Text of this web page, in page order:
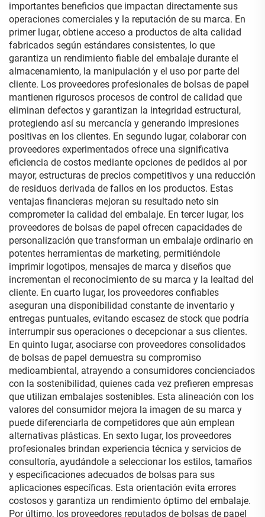
importantes beneficios que impactan directamente sus
operaciones comerciales y la reputación de su marca. En
primer lugar, obtiene acceso a productos de alta calidad
fabricados según estándares consistentes, lo que
garantiza un rendimiento fiable del embalaje durante el
almacenamiento, la manipulación y el uso por parte del
cliente. Los proveedores profesionales de bolsas de papel
mantienen rigurosos procesos de control de calidad que
eliminan defectos y garantizan la integridad estructural,
protegiendo así su mercancía y generando impresiones
positivas en los clientes. En segundo lugar, colaborar con
proveedores experimentados ofrece una significativa
eficiencia de costos mediante opciones de pedidos al por
mayor, estructuras de precios competitivos y una reducción
de residuos derivada de fallos en los productos. Estas
ventajas financieras mejoran su resultado neto sin
comprometer la calidad del embalaje. En tercer lugar, los
proveedores de bolsas de papel ofrecen capacidades de
personalización que transforman un embalaje ordinario en
potentes herramientas de marketing, permitiéndole
imprimir logotipos, mensajes de marca y diseños que
incrementan el reconocimiento de su marca y la lealtad del
cliente. En cuarto lugar, los proveedores confiables
aseguran una disponibilidad constante de inventario y
entregas puntuales, evitando escasez de stock que podría
interrumpir sus operaciones o decepcionar a sus clientes.
En quinto lugar, asociarse con proveedores consolidados
de bolsas de papel demuestra su compromiso
medioambiental, atrayendo a consumidores concienciados
con la sostenibilidad, quienes cada vez prefieren empresas
que utilizan embalajes sostenibles. Esta alineación con los
valores del consumidor mejora la imagen de su marca y
puede diferenciarla de competidores que aún emplean
alternativas plásticas. En sexto lugar, los proveedores
profesionales brindan experiencia técnica y servicios de
consultoría, ayudándole a seleccionar los estilos, tamaños
y especificaciones adecuados de bolsas para sus
aplicaciones específicas. Esta orientación evita errores
costosos y garantiza un rendimiento óptimo del embalaje.
Por último, los proveedores reputados de bolsas de papel